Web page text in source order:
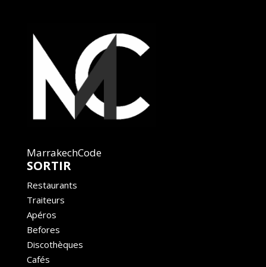
MarrakechCode
SORTIR
Restaurants
Traiteurs
Apéros
Befores
Discothèques
Cafés